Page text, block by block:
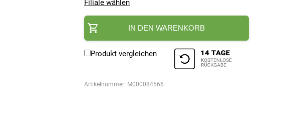
Filiale wählen
IN DEN WARENKORB
Produkt vergleichen
Artikelnummer: M000084566